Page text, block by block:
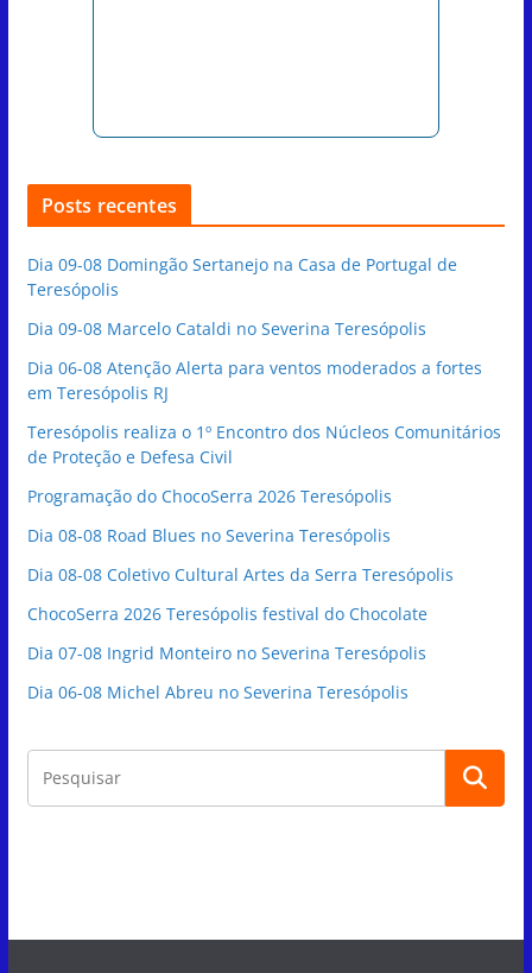
Posts recentes
Dia 09-08 Domingão Sertanejo na Casa de Portugal de
Teresópolis
Dia 09-08 Marcelo Cataldi no Severina Teresópolis
Dia 06-08 Atenção Alerta para ventos moderados a fortes
em Teresópolis RJ
Teresópolis realiza o 1º Encontro dos Núcleos Comunitários
de Proteção e Defesa Civil
Programação do ChocoSerra 2026 Teresópolis
Dia 08-08 Road Blues no Severina Teresópolis
Dia 08-08 Coletivo Cultural Artes da Serra Teresópolis
ChocoSerra 2026 Teresópolis festival do Chocolate
Dia 07-08 Ingrid Monteiro no Severina Teresópolis
Dia 06-08 Michel Abreu no Severina Teresópolis